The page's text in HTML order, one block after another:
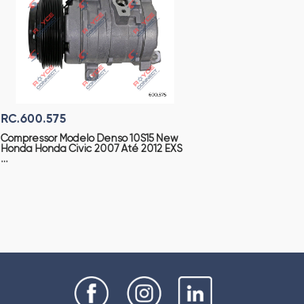
RC.600.575
Compressor Modelo Denso 10S15 New
Honda Honda Civic 2007 Até 2012 EXS
...